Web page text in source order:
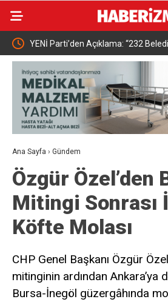
YENİ Parti’den Açıklama: “232
CHP’den İstifa Etti, Ay Sonunda
Ana Sayfa › Gündem
Özgür Özel’den
Mitingi Sonrası
Köfte Molası
CHP Genel Başkanı Özgür
mitinginin ardından Ankara’ya
Bursa-İnegöl güzergâhında